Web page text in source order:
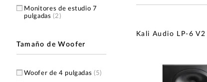
Monitores de estudio 7
pulgadas(2)
Tamaño de Woofer
Woofer de 4 pulgadas(5)
Kali Audio LP-6 V2